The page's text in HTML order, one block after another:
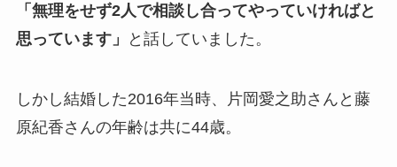
はガンホーの社長で資産がヤ
バい！子供情報も調査！
しない理由は？馴れ初めや年
収に破局理由も調査！
「無理をせず2人で相談し合ってやっていければと
思っています」
と話していました。
しかし結婚した2016年当時、片岡愛之助さんと藤
原紀香さんの年齢は共に44歳。